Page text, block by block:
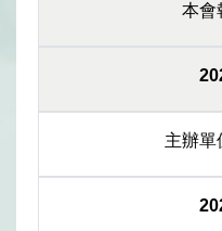
本會
主辦單